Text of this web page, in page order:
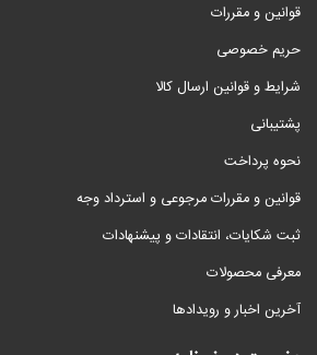
قوانین و مقررات
حریم خصوصی
شرایط و قوانین ارسال کالا
پشتیبانی
نحوه پرداخت
قوانین و مقررات مرجوعی و استرداد وجه
ثبت شکایات، انتقادات و پیشنهادات
معرفی محصولات
آخرین اخبار و رویدادها